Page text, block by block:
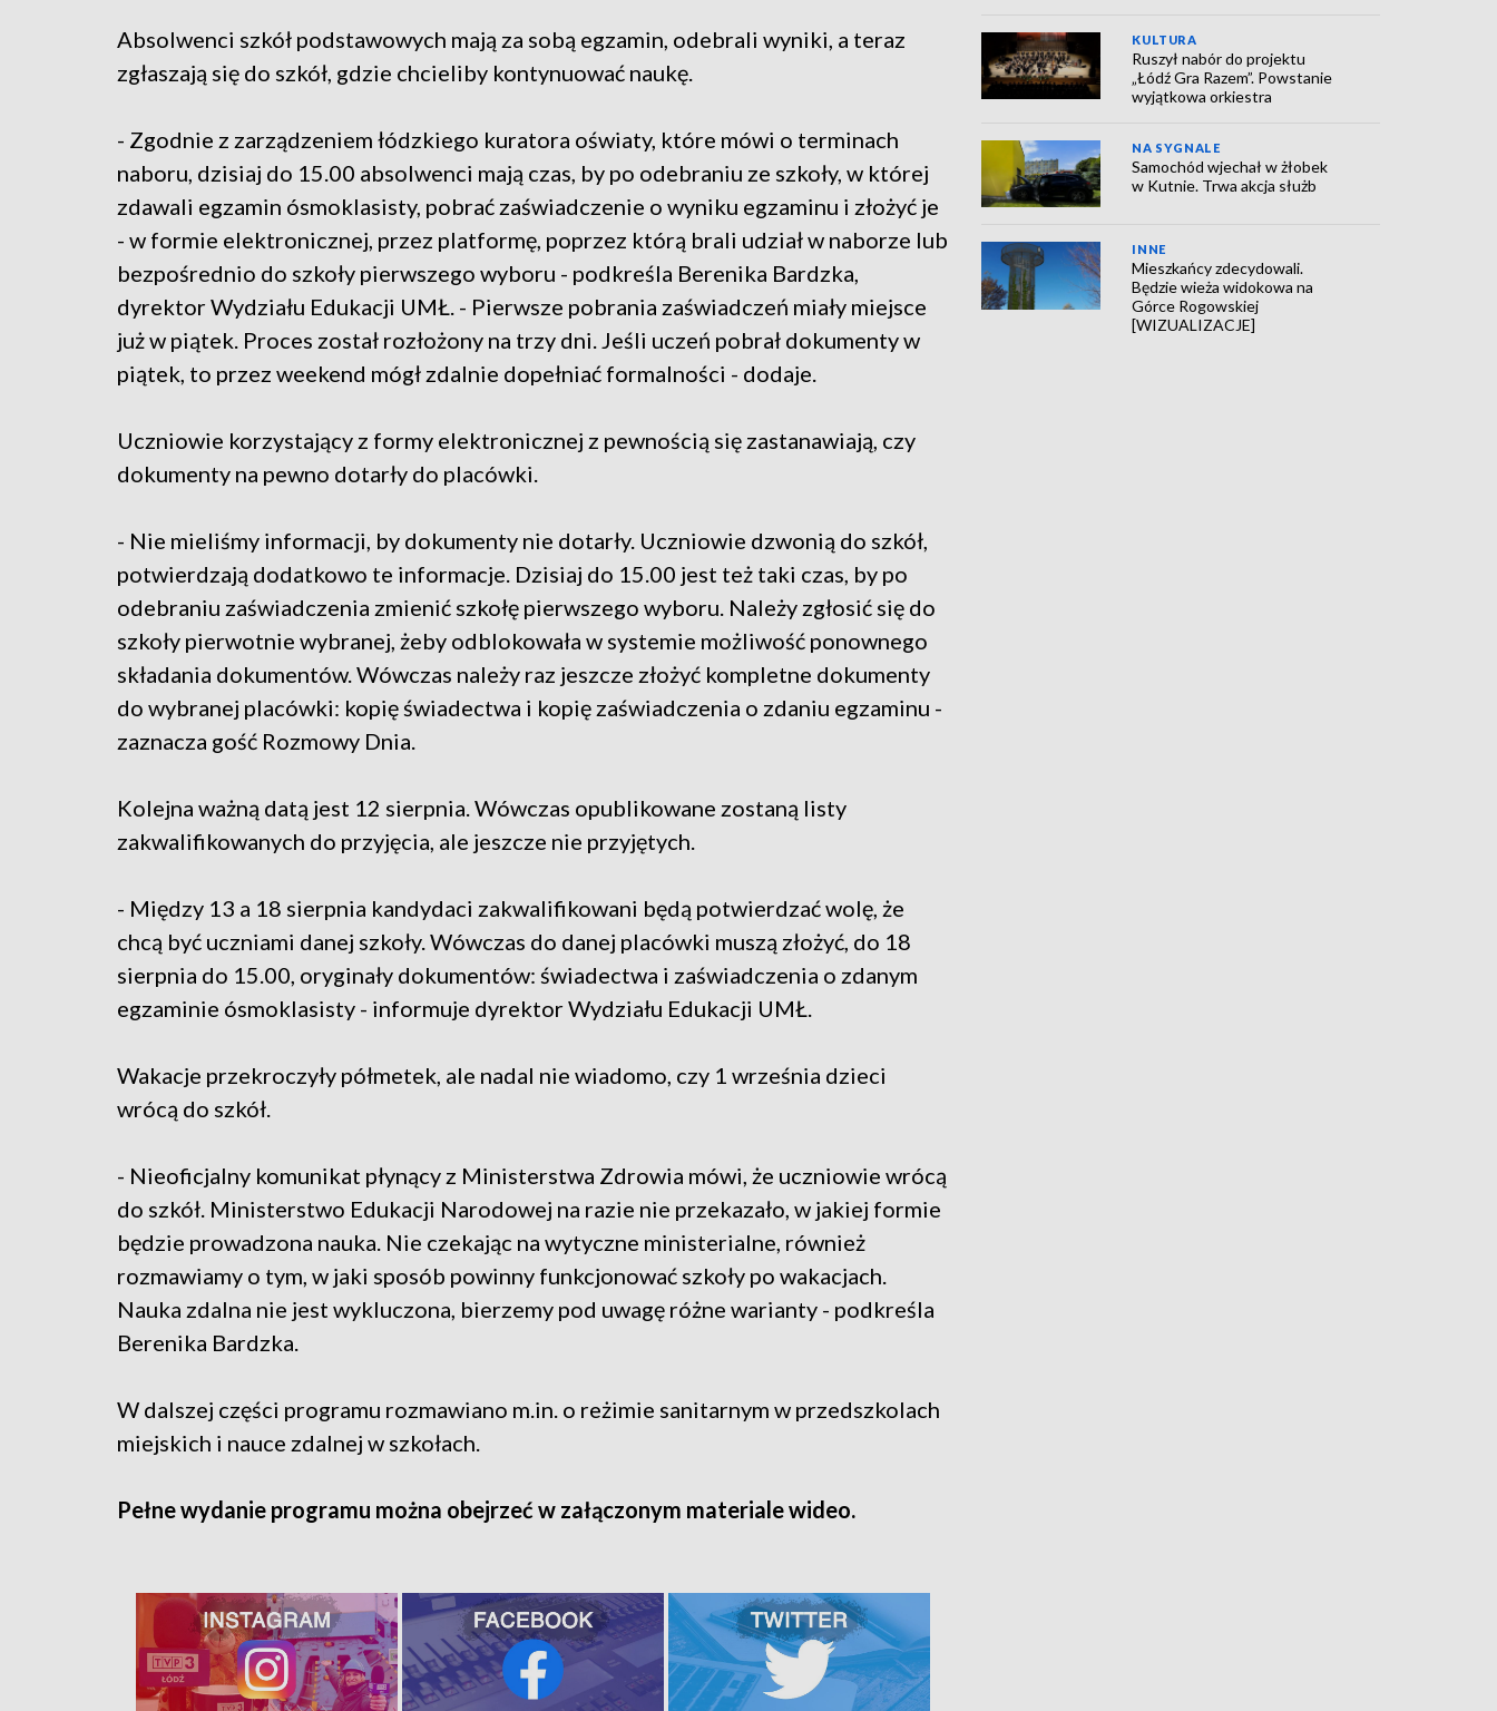
Absolwenci szkół podstawowych mają za sobą egzamin, odebrali wyniki, a teraz
zgłaszają się do szkół, gdzie chcieliby kontynuować naukę.
- Zgodnie z zarządzeniem łódzkiego kuratora oświaty, które mówi o terminach
naboru, dzisiaj do 15.00 absolwenci mają czas, by po odebraniu ze szkoły, w której
zdawali egzamin ósmoklasisty, pobrać zaświadczenie o wyniku egzaminu i złożyć je
- w formie elektronicznej, przez platformę, poprzez którą brali udział w naborze lub
bezpośrednio do szkoły pierwszego wyboru - podkreśla Berenika Bardzka,
dyrektor Wydziału Edukacji UMŁ. - Pierwsze pobrania zaświadczeń miały miejsce
już w piątek. Proces został rozłożony na trzy dni. Jeśli uczeń pobrał dokumenty w
piątek, to przez weekend mógł zdalnie dopełniać formalności - dodaje.
Uczniowie korzystający z formy elektronicznej z pewnością się zastanawiają, czy
dokumenty na pewno dotarły do placówki.
- Nie mieliśmy informacji, by dokumenty nie dotarły. Uczniowie dzwonią do szkół,
potwierdzają dodatkowo te informacje. Dzisiaj do 15.00 jest też taki czas, by po
odebraniu zaświadczenia zmienić szkołę pierwszego wyboru. Należy zgłosić się do
szkoły pierwotnie wybranej, żeby odblokowała w systemie możliwość ponownego
składania dokumentów. Wówczas należy raz jeszcze złożyć kompletne dokumenty
do wybranej placówki: kopię świadectwa i kopię zaświadczenia o zdaniu egzaminu -
zaznacza gość Rozmowy Dnia.
Kolejna ważną datą jest 12 sierpnia. Wówczas opublikowane zostaną listy
zakwalifikowanych do przyjęcia, ale jeszcze nie przyjętych.
- Między 13 a 18 sierpnia kandydaci zakwalifikowani będą potwierdzać wolę, że
chcą być uczniami danej szkoły. Wówczas do danej placówki muszą złożyć, do 18
sierpnia do 15.00, oryginały dokumentów: świadectwa i zaświadczenia o zdanym
egzaminie ósmoklasisty - informuje dyrektor Wydziału Edukacji UMŁ.
Wakacje przekroczyły półmetek, ale nadal nie wiadomo, czy 1 września dzieci
wrócą do szkół.
- Nieoficjalny komunikat płynący z Ministerstwa Zdrowia mówi, że uczniowie wrócą
do szkół. Ministerstwo Edukacji Narodowej na razie nie przekazało, w jakiej formie
będzie prowadzona nauka. Nie czekając na wytyczne ministerialne, również
rozmawiamy o tym, w jaki sposób powinny funkcjonować szkoły po wakacjach.
Nauka zdalna nie jest wykluczona, bierzemy pod uwagę różne warianty - podkreśla
Berenika Bardzka.
W dalszej części programu rozmawiano m.in. o reżimie sanitarnym w przedszkolach
miejskich i nauce zdalnej w szkołach.
Pełne wydanie programu można obejrzeć w załączonym materiale wideo.
KULTURA
Ruszył nabór do projektu
„Łódź Gra Razem”. Powstanie
wyjątkowa orkiestra
NA SYGNALE
Samochód wjechał w żłobek
w Kutnie. Trwa akcja służb
INNE
Mieszkańcy zdecydowali.
Będzie wieża widokowa na
Górce Rogowskiej
[WIZUALIZACJE]